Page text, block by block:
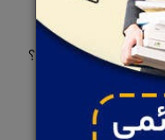
باید تو محل کار
تو کارتون موفق باشید؟
ساختید، به
میتونید ایده‌ها و